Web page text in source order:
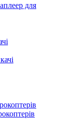
для